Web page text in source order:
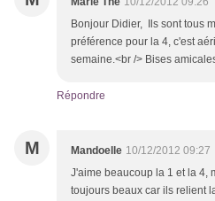
Bonjour Didier, Ils sont tous
préférence pour la 4, c'est
semaine.<br /> Bises
Répondre
M Mandoelle 10/12/2012 09:27
J'aime beaucoup la 1 et la 4,
toujours beaux car ils relient